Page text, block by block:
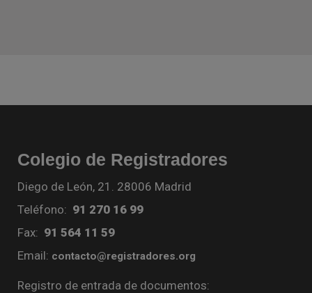
Colegio de Registradores
Diego de León, 21. 28006 Madrid
Teléfono: 91 270 16 99
Fax: 91 564 11 59
Email: contacto@registradores.org
Registro de entrada de documentos: